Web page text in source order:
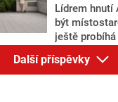
Lídrem hnutí
být
ještě
Jana
redakci
Benkovič. O
Další příspěvky